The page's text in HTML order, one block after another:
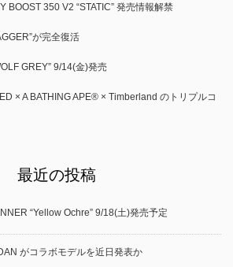
BOOST 350 V2 “STATIC” 発売情報解禁
が完全復活
GREY” 9/14(金)発売
× A BATHING APE® × Timberland のトリプルコ
最近の投稿
“Yellow Ochre” 9/18(土)発売予定
がコラボモデルを近日発表か